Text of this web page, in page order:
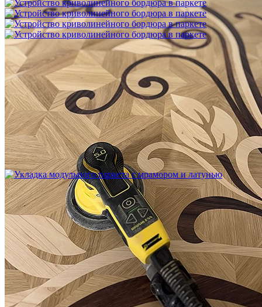
Устройство криволинейного бордюра в паркете
2 500 ₽